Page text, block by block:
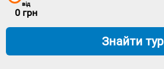
від
0 грн
Знайти тур